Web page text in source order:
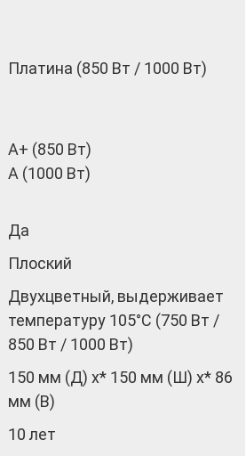
Платина (850 Вт / 1000 Вт)
А+ (850 Вт)
А (1000 Вт)
Да
Плоский
Двухцветный, выдерживает
температуру 105°C (750 Вт /
850 Вт / 1000 Вт)
150 мм (Д) x* 150 мм (Ш) x* 86
мм (В)
10 лет